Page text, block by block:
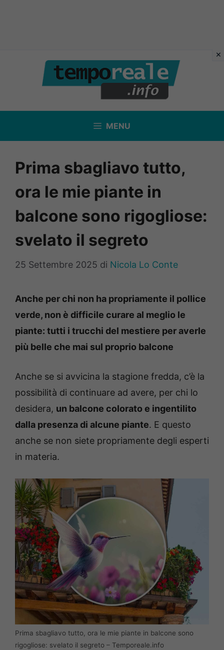
contenuto
MENU
Prima sbagliavo tutto,
ora le mie piante in
balcone sono rigogliose:
svelato il segreto
25 Settembre 2025 di Nicola Lo Conte
Anche per chi non ha propriamente il pollice
verde, non è difficile curare al meglio le
piante: tutti i trucchi del mestiere per averle
più belle che mai sul proprio balcone
Anche se si avvicina la stagione fredda, c’è la
possibilità di continuare ad avere, per chi lo
desidera, un balcone colorato e ingentilito
dalla presenza di alcune piante. E questo
anche se non siete propriamente degli esperti
in materia.
Prima sbagliavo tutto, ora le mie piante in balcone sono
rigogliose: svelato il segreto – Temporeale.info